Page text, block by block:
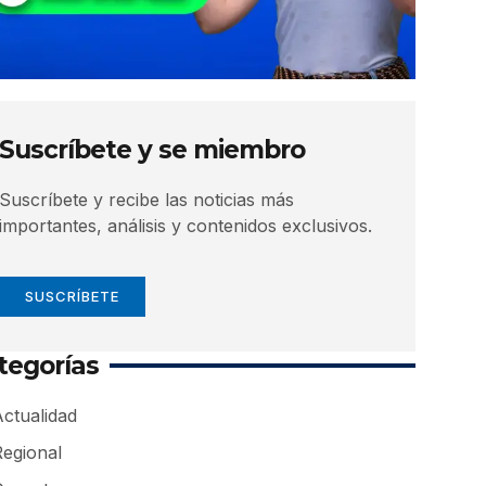
Suscríbete y se miembro
Suscríbete y recibe las noticias más
importantes, análisis y contenidos exclusivos.
SUSCRÍBETE